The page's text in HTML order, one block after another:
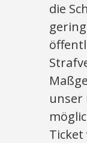
die
unser